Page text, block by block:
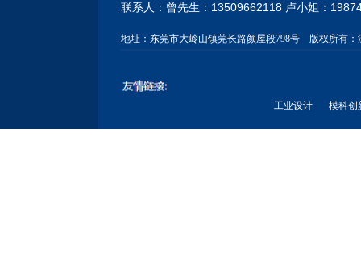
联系人：曾先生：13509662118 卢小姐：
地址： 东莞市大岭山镇莞长路颜屋段798号 版权所有：
工业设计 模科创